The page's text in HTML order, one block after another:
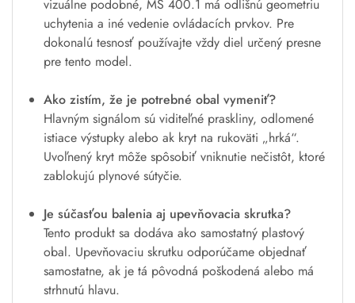
vizuálne podobné, MS 400.1 má odlišnú geometriu
uchytenia a iné vedenie ovládacích prvkov. Pre
dokonalú tesnosť používajte vždy diel určený presne
pre tento model.
Ako zistím, že je potrebné obal vymeniť?
Hlavným signálom sú viditeľné praskliny, odlomené
istiace výstupky alebo ak kryt na rukoväti „hrká“.
Uvoľnený kryt môže spôsobiť vniknutie nečistôt, ktoré
zablokujú plynové sútyčie.
Je súčasťou balenia aj upevňovacia skrutka?
Tento produkt sa dodáva ako samostatný plastový
obal. Upevňovaciu skrutku odporúčame objednať
samostatne, ak je tá pôvodná poškodená alebo má
strhnutú hlavu.